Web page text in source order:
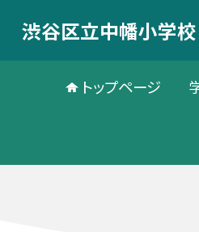
渋谷区立中幡小学校
トップページ